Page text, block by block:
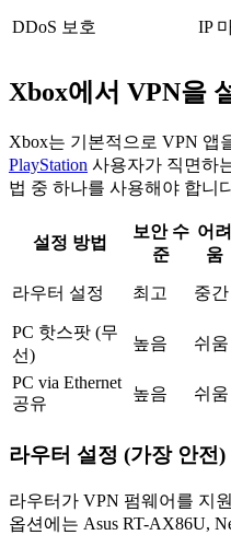
DDoS 보호
IP
Xbox에서 VPN을
Xbox는 기본적으로 VPN 앱
PlayStation 사용자가 직면하
법 중 하나를 사용해야 합니
설정 방법
보안 수
준
어려
움
라우터 설정 최고 중간
PC 핫스팟 (무
선)
높음 쉬움
PC via Ethernet
공유
높음 쉬움
라우터 설정 (가장 안전)
라우터가 VPN 펌웨어를 지
옵션에는 Asus RT-AX86U,